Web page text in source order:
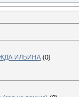
ИЛЬИНА (0)